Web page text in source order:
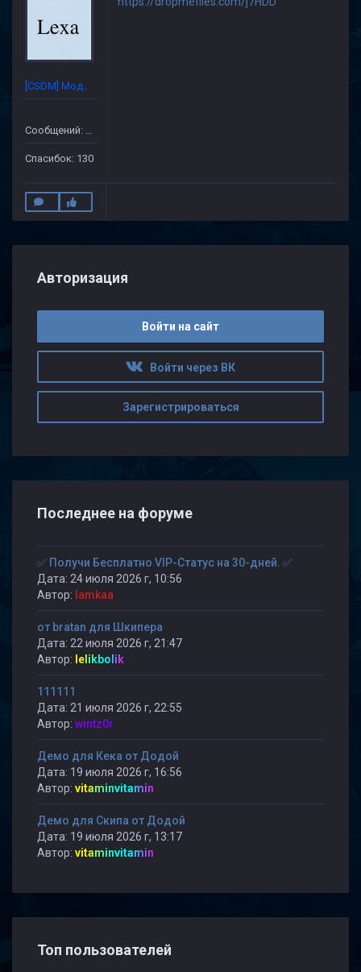
[CSDM] Модератор
Сообщений: 632
Спасибок: 130
Авторизация
Войти на сайт
Войти через ВК
Зарегистрироваться
Последнее на форуме
✅ Получи Бесплатно VIP-Статус на 30-дней. ✅
Дата: 24 июля 2026 г, 10:56
Автор: lamkaa
от bratan для Шкипера
Дата: 22 июля 2026 г, 21:47
Автор: lelikbolik
111111
Дата: 21 июля 2026 г, 22:55
Автор: wintz0r
Демо для Кека от Додой
Дата: 19 июля 2026 г, 16:56
Автор: vitaminvitamin
Демо для Скипа от Додой
Дата: 19 июля 2026 г, 13:17
Автор: vitaminvitamin
Топ пользователей